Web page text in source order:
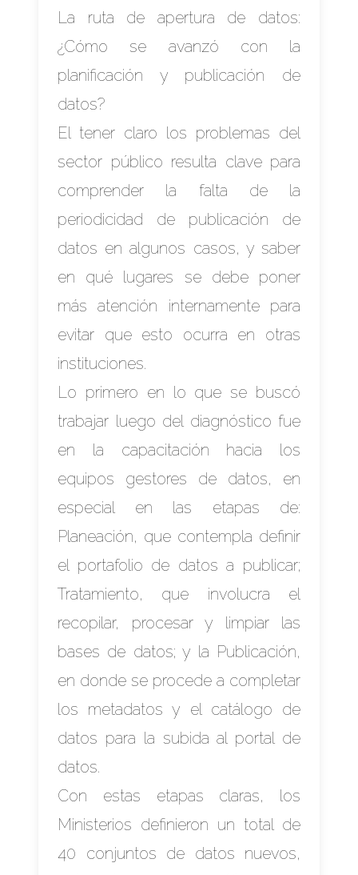
La ruta de apertura de datos:
¿Cómo se avanzó con la
planificación y publicación de
datos?
El tener claro los problemas del
sector público resulta clave para
comprender la falta de la
periodicidad de publicación de
datos en algunos casos, y saber
en qué lugares se debe poner
más atención internamente para
evitar que esto ocurra en otras
instituciones.
Lo primero en lo que se buscó
trabajar luego del diagnóstico fue
en la capacitación hacia los
equipos gestores de datos, en
especial en las etapas de:
Planeación, que contempla definir
el portafolio de datos a publicar;
Tratamiento, que involucra el
recopilar, procesar y limpiar las
bases de datos; y la Publicación,
en donde se procede a completar
los metadatos y el catálogo de
datos para la subida al portal de
datos.
Con estas etapas claras, los
Ministerios definieron un total de
40 conjuntos de datos nuevos,